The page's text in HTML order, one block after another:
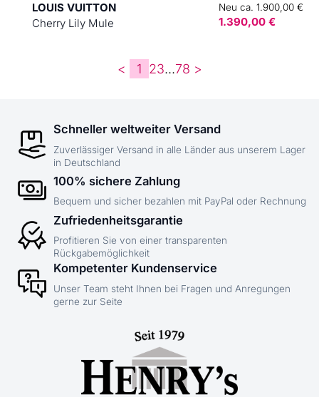
LOUIS VUITTON
Cherry Lily Mule
Neu ca. 1.900,00 €
1.390,00 €
< 1 23...78 >
Schneller weltweiter Versand
Zuverlässiger Versand in alle Länder aus unserem Lager
in Deutschland
100% sichere Zahlung
Bequem und sicher bezahlen mit PayPal oder Rechnung
Zufriedenheitsgarantie
Profitieren Sie von einer transparenten
Rückgabemöglichkeit
Kompetenter Kundenservice
Unser Team steht Ihnen bei Fragen und Anregungen
gerne zur Seite